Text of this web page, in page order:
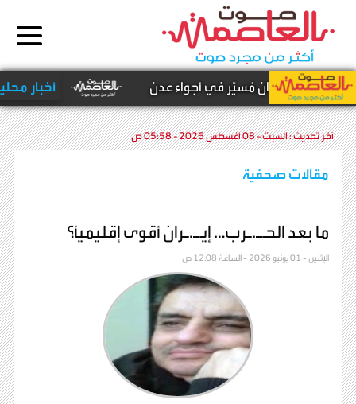
مع طيران مُسيّر في أجواء عدن أخبار محلية -
آخر تحديث :السبت - 08 أغسطس 2026 - 05:58 ص
مقالات صحفية
ما بعد الحـ.ـرب… إيـ.ـران أقوى إقليمياً؟
الإثنين - 01 يونيو 2026 - الساعة 12:08 ص